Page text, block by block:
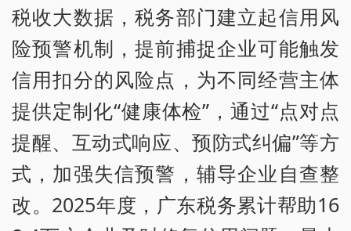
税收大数据，税务部门建立起信用风
险预警机制，提前捕捉企业可能触发
信用扣分的风险点，为不同经营主体
提供定制化“健康体检”，通过“点对点
提醒、互动式响应、预防式纠偏”等方
式，加强失信预警，辅导企业自查整
改。2025年度，广东税务累计帮助16